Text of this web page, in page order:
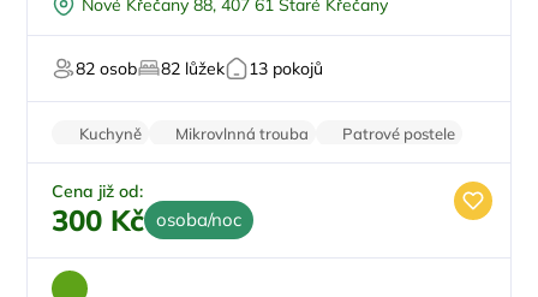
U vody
Zvířata povolena
Nové Křečany 88, 407 61 Staré Křečany
82 osob 82 lůžek 13 pokojů
Kuchyně Mikrovlnná trouba
Patrové postele
Wi-Fi
TV
Cena již od:
300 Kč osoba/noc